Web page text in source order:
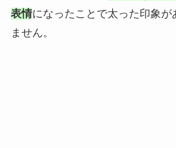
表情になったことで太った印象が
ません。